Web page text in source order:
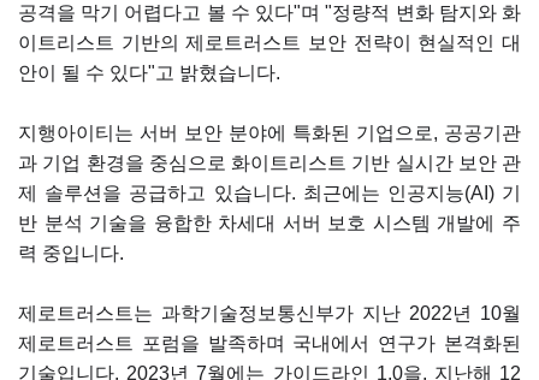
공격을 막기 어렵다고 볼 수 있다"며 "정량적 변화 탐지와 화
이트리스트 기반의 제로트러스트 보안 전략이 현실적인 대
안이 될 수 있다"고 밝혔습니다.
지행아이티는 서버 보안 분야에 특화된 기업으로, 공공기관
과 기업 환경을 중심으로 화이트리스트 기반 실시간 보안 관
제 솔루션을 공급하고 있습니다. 최근에는 인공지능(AI) 기
반 분석 기술을 융합한 차세대 서버 보호 시스템 개발에 주
력 중입니다.
제로트러스트는 과학기술정보통신부가 지난 2022년 10월
제로트러스트 포럼을 발족하며 국내에서 연구가 본격화된
기술입니다. 2023년 7월에는 가이드라인 1.0을, 지난해 12